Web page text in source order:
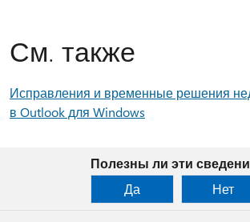
См. также
Исправления и временные решения
в Outlook для Windows
Полезны ли эти
Да
Нет